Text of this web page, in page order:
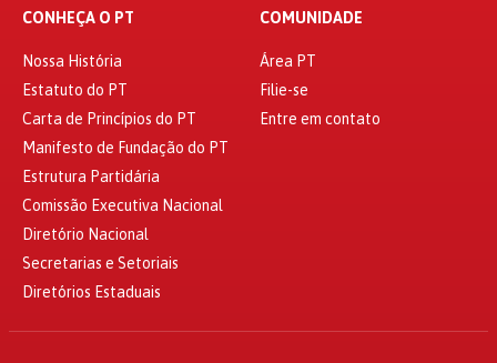
CONHEÇA O PT
Nossa História
Estatuto do PT
Carta de Princípios do PT
Manifesto de Fundação do PT
Estrutura Partidária
Comissão Executiva Nacional
Diretório Nacional
Secretarias e Setoriais
Diretórios Estaduais
COMUNIDADE
Área PT
Filie-se
Entre em contato